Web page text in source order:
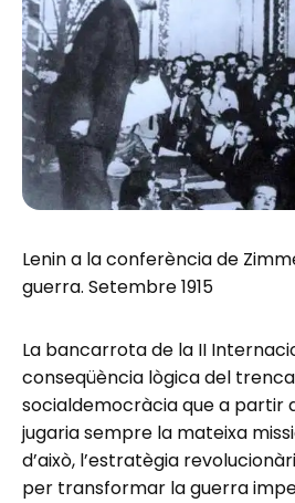
Lenin a la conferència de
guerra. Setembre 1915
La bancarrota de la II
conseqüència lògica del
socialdemocràcia que a partir
jugaria sempre la mateixa
d’això, l’estratègia
per transformar la guerra